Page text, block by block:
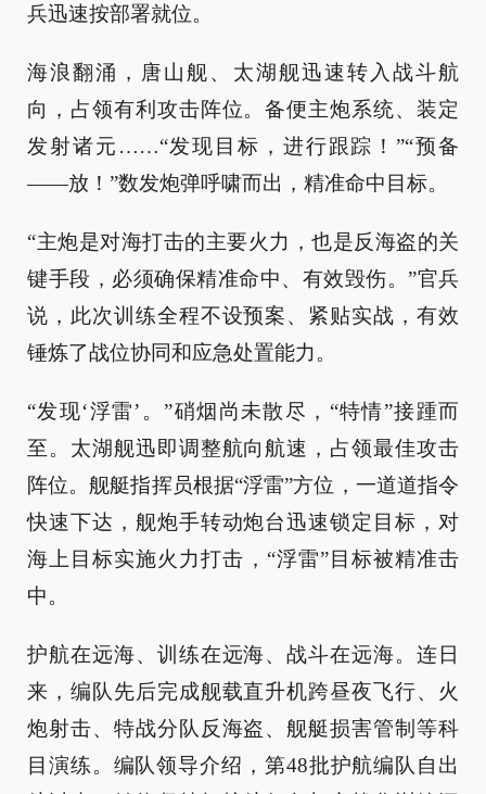
兵迅速按部署就位。
海浪翻涌，唐山舰、太湖舰迅速转入战斗航
向，占领有利攻击阵位。备便主炮系统、装定
发射诸元……“发现目标，进行跟踪！”“预备
——放！”数发炮弹呼啸而出，精准命中目标。
“主炮是对海打击的主要火力，也是反海盗的关
键手段，必须确保精准命中、有效毁伤。”官兵
说，此次训练全程不设预案、紧贴实战，有效
锤炼了战位协同和应急处置能力。
“发现‘浮雷’。”硝烟尚未散尽，“特情”接踵而
至。太湖舰迅即调整航向航速，占领最佳攻击
阵位。舰艇指挥员根据“浮雷”方位，一道道指令
快速下达，舰炮手转动炮台迅速锁定目标，对
海上目标实施火力打击，“浮雷”目标被精准击
中。
护航在远海、训练在远海、战斗在远海。连日
来，编队先后完成舰载直升机跨昼夜飞行、火
炮射击、特战分队反海盗、舰艇损害管制等科
目演练。编队领导介绍，第48批护航编队自出